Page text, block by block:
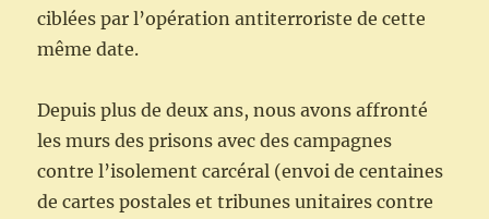
ciblées par l’opération antiterroriste de cette
même date.
Depuis plus de deux ans, nous avons affronté
les murs des prisons avec des campagnes
contre l’isolement carcéral (envoi de centaines
de cartes postales et tribunes unitaires contre